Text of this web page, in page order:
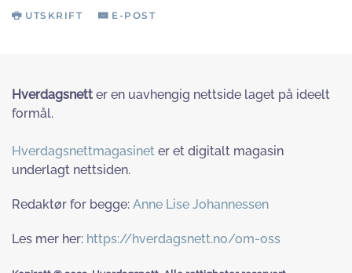
UTSKRIFT E-POST
Hverdagsnett er en uavhengig nettside laget på ideelt
formål.
Hverdagsnettmagasinet er et digitalt magasin
underlagt nettsiden.
Redaktør for begge: Anne Lise Johannessen
Les mer her: https://hverdagsnett.no/om-oss